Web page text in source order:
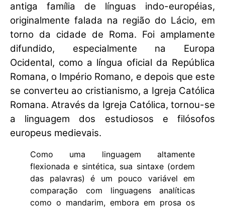
antiga família de línguas indo-européias,
originalmente falada na região do Lácio, em
torno da cidade de Roma. Foi amplamente
difundido, especialmente na Europa
Ocidental, como a língua oficial da República
Romana, o Império Romano, e depois que este
se converteu ao cristianismo, a Igreja Católica
Romana. Através da Igreja Católica, tornou-se
a linguagem dos estudiosos e filósofos
europeus medievais.
Como uma linguagem altamente
flexionada e sintética, sua sintaxe (ordem
das palavras) é um pouco variável em
comparação com linguagens analíticas
como o mandarim, embora em prosa os